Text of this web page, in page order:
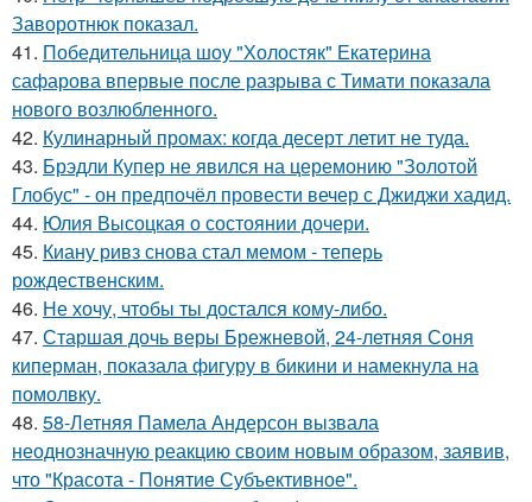
Заворотнюк показал.
41. Победительница шоу "Холостяк" Екатерина
сафарова впервые после разрыва с Тимати показала
нового возлюбленного.
42. Кулинарный промах: когда десерт летит не туда.
43. Брэдли Купер не явился на церемонию "Золотой
Глобус" - он предпочёл провести вечер с Джиджи хадид.
44. Юлия Высоцкая о состоянии дочери.
45. Киану ривз снова стал мемом - теперь
рождественским.
46. Не хочу, чтобы ты достался кому-либо.
47. Старшая дочь веры Брежневой, 24-летняя Соня
киперман, показала фигуру в бикини и намекнула на
помолвку.
48. 58-Летняя Памела Андерсон вызвала
неоднозначную реакцию своим новым образом, заявив,
что "Красота - Понятие Субъективное".